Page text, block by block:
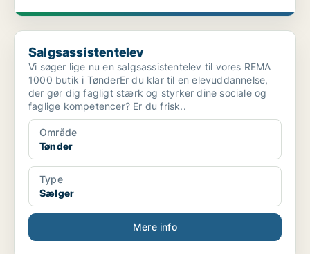
Salgsassistentelev
Salgsassistentelev
Vi søger lige nu en salgsassistentelev til vores REMA
1000 butik i TønderEr du klar til en elevuddannelse,
der gør dig fagligt stærk og styrker dine sociale og
faglige kompetencer? Er du frisk..
Område
Tønder
Type
Sælger
Mere info